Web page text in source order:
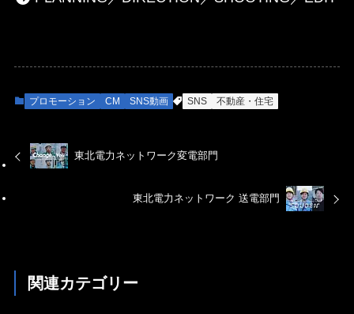
プロモーション CM SNS動画 SNS 不動産・住宅
東北電力ネットワーク変電部門
東北電力ネットワーク 送電部門
関連カテゴリー